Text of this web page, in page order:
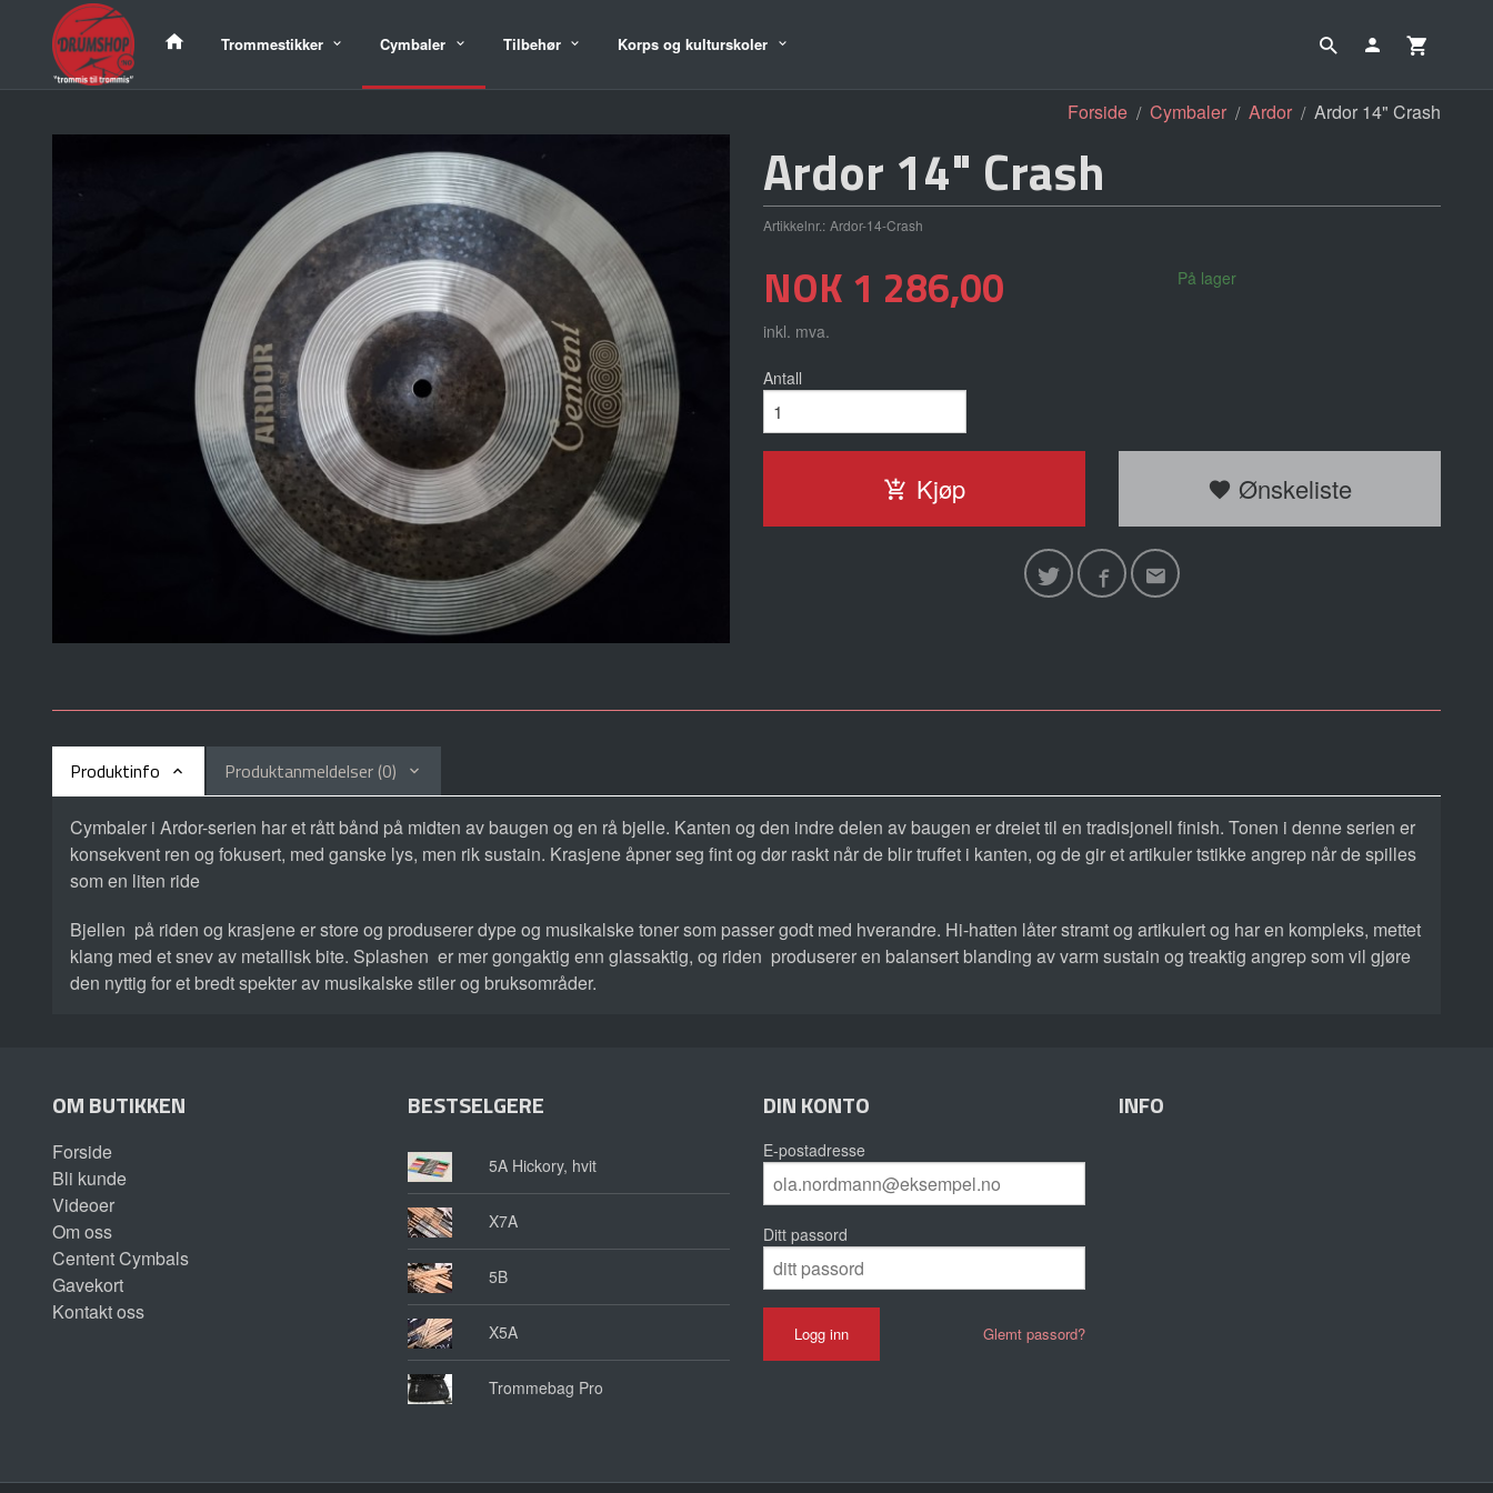
innholdet
Trommestikker Cymbaler Tilbehør Korps og kulturskoler
Forside Cymbaler Ardor Ardor 14" Crash
Ardor 14" Crash
Artikkelnr.: Ardor-14-Crash
Pris
NOK 1 286,00
inkl. mva.
På lager
Antall
Kjøp Ønskeliste
Produktinfo Produktanmeldelser (0)
Cymbaler i Ardor-serien har et rått bånd på midten av baugen og en rå bjelle. Kanten og den indre delen av baugen er dreiet til en tradisjonell finish. Tonen i denne serien er
konsekvent ren og fokusert, med ganske lys, men rik sustain. Krasjene åpner seg fint og dør raskt når de blir truffet i kanten, og de gir et artikuler tstikke angrep når de spilles
som en liten ride
Bjellen på riden og krasjene er store og produserer dype og musikalske toner som passer godt med hverandre. Hi-hatten låter stramt og artikulert og har en kompleks, mettet
klang med et snev av metallisk bite. Splashen er mer gongaktig enn glassaktig, og riden produserer en balansert blanding av varm sustain og treaktig angrep som vil gjøre
den nyttig for et bredt spekter av musikalske stiler og bruksområder.
OM BUTIKKEN
Forside
Bli kunde
Videoer
Om oss
Centent Cymbals
Gavekort
Kontakt oss
BESTSELGERE
5A Hickory, hvit
X7A
5B
X5A
Trommebag Pro
DIN KONTO
E-postadresse
Ditt passord
Glemt passord?
INFO